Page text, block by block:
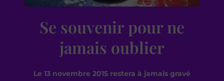
Se souvenir pour ne
jamais oublier
Le 13 novembre 2015 restera à jamais gravé